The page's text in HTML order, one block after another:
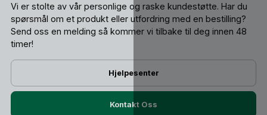
Vi er stolte av vår personlige og raske kundestøtte. Har du
spørsmål om et produkt eller utfordring med en bestilling?
Send oss ​​en melding så kommer vi tilbake til deg innen 48
timer!
Hjelpesenter
Kontakt Oss